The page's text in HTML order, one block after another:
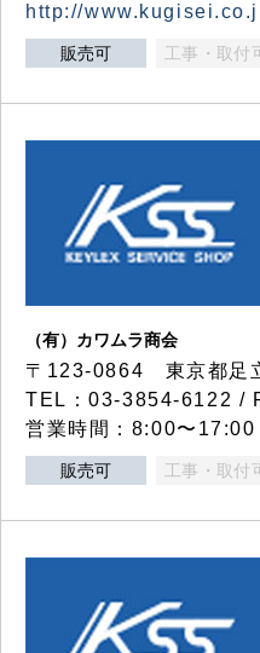
http://
販売可 工事・取付
（有）カワムラ商会
〒123-0864 東京都足
TEL：03-3854-6122 /
営業時間：8:00〜17:00
販売可 工事・取付